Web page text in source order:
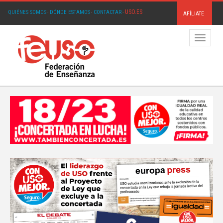
QUIÉNES SOMOS· DÓNDE ESTAMOS· CONTACTAR· USO.ES AFÍLIATE
Menú